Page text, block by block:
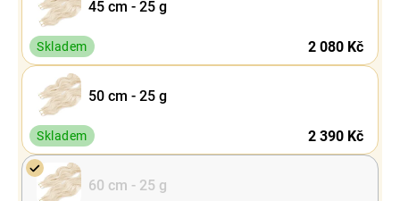
45 cm - 25 g
Skladem 2 080 Kč
50 cm - 25 g
Skladem 2 390 Kč
60 cm - 25 g